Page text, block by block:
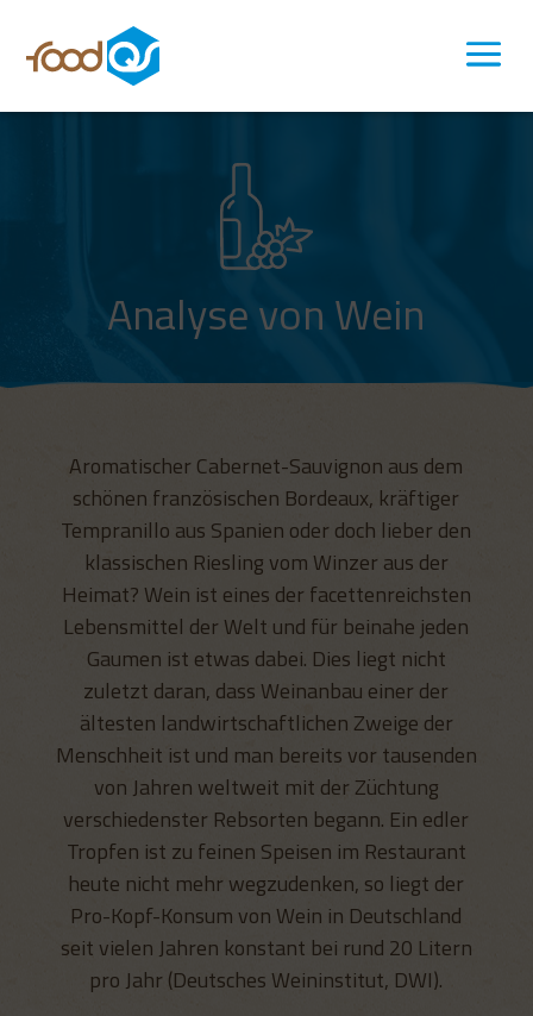
Analyse von Wein
Aromatischer Cabernet-Sauvignon aus dem
schönen französischen Bordeaux, kräftiger
Tempranillo aus Spanien oder doch lieber den
klassischen Riesling vom Winzer aus der
Heimat? Wein ist eines der facettenreichsten
Lebensmittel der Welt und für beinahe jeden
Gaumen ist etwas dabei. Dies liegt nicht
zuletzt daran, dass Weinanbau einer der
ältesten landwirtschaftlichen Zweige der
Menschheit ist und man bereits vor tausenden
von Jahren weltweit mit der Züchtung
verschiedenster Rebsorten begann. Ein edler
Tropfen ist zu feinen Speisen im Restaurant
heute nicht mehr wegzudenken, so liegt der
Pro-Kopf-Konsum von Wein in Deutschland
seit vielen Jahren konstant bei rund 20 Litern
pro Jahr (Deutsches Weininstitut, DWI).